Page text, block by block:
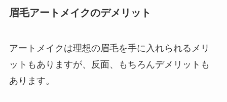
眉毛アートメイクのデメリット
アートメイクは理想の眉毛を手に入れられるメリ
ットもありますが、反面、もちろんデメリットも
あります。